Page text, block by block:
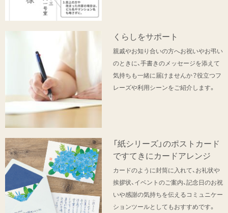
くらしをサポート
親戚やお知り合いの方へお祝いやお弔い
のときに、手書きのメッセージを添えて
気持ちも一緒に届けませんか？役立つフ
レーズや利用シーンをご紹介します。
「紙シリーズ」のポストカード
ですてきにカードアレンジ
カードのように封筒に入れて、お礼状や
挨拶状、イベントのご案内、記念日のお祝
いや感謝の気持ちを伝えるコミュニケー
ションツールとしてもおすすめです。